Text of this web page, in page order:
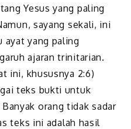
Yesus yang paling
sayang sekali, ini
ayat yang paling
ajaran trinitarian.
ini, khususnya 2:6)
teks bukti untuk
orang tidak sadar
teks ini adalah hasil